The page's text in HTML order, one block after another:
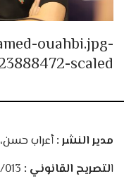
ouahbi.jpg-
scaled
مدير النشر :أعراب حسن،
التصريح القانوني :